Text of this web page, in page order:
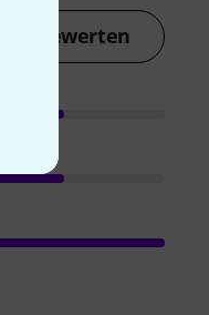
Jetzt bewerten